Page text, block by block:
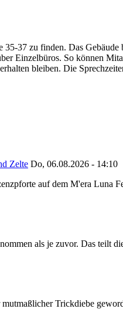
37 zu finden. Das
Einzelbüros. So können
bleiben. Die
Zelte Do, 06.08.2026 - 14:10
auf dem M'era Luna
als je zuvor. Das
Trickdiebe